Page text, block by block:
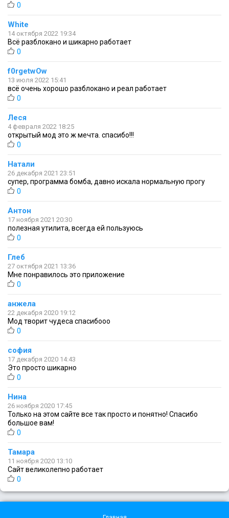
0
White
14 октября 2022 19:34
Всё разблокано и шикарно работает
0
f0rgetwOw
13 июля 2022 15:41
всё очень хорошо разблокано и реал работает
0
Леся
4 февраля 2022 18:25
открытый мод это ж мечта. спасибо!!!
0
Натали
26 декабря 2021 23:51
супер, программа бомба, давно искала нормальную прогу
0
Антон
17 ноября 2021 20:30
полезная утилита, всегда ей пользуюсь
0
Глеб
27 октября 2021 13:36
Мне понравилось это приложение
0
анжела
22 декабря 2020 19:12
Мод творит чудеса спасибооо
0
софия
17 декабря 2020 14:43
Это просто шикарно
0
Нина
26 ноября 2020 17:45
Только на этом сайте все так просто и понятно! Спасибо
большое вам!
0
Тамара
11 ноября 2020 13:10
Сайт великолепно работает
0